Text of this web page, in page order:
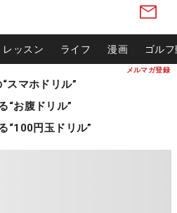
メルマガ登録
レッスン ライフ 漫画 ゴル
スマホドリル”
“お腹ドリル”
“100円玉ドリル”